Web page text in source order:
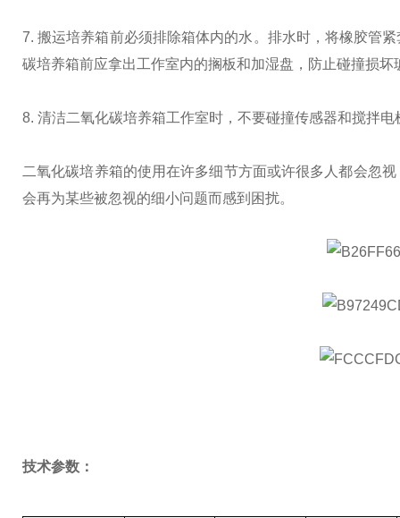
7. 搬运培养箱前必须排除箱体内的水。排水时，将橡胶管
碳培养箱前应拿出工作室内的搁板和加湿盘，防止碰撞损
8. 清洁二氧化碳培养箱工作室时，不要碰撞传感器和搅拌
二氧化碳培养箱的使用在许多细节方面或许很多人都会忽
会再为某些被忽视的细小问题而感到困扰。
技术参数：